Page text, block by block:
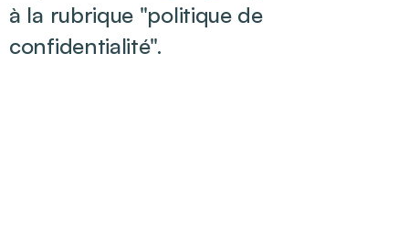
à la rubrique "politique de
confidentialité".